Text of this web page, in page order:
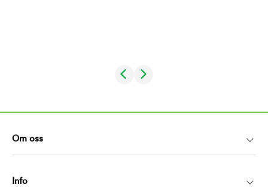
Om oss
Info